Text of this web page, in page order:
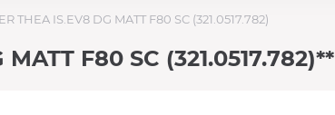
THEA IS.EV8 DG MATT F80 SC (321.0517.782)
F80 SC (321.0517.782)**